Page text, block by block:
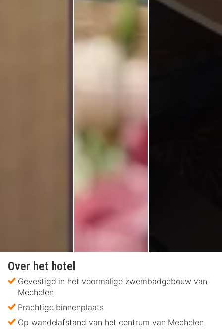
Over het hotel
Gevestigd in het voormalige zwembadgebouw van
Mechelen
Prachtige binnenplaats
Op wandelafstand van het centrum van Mechelen